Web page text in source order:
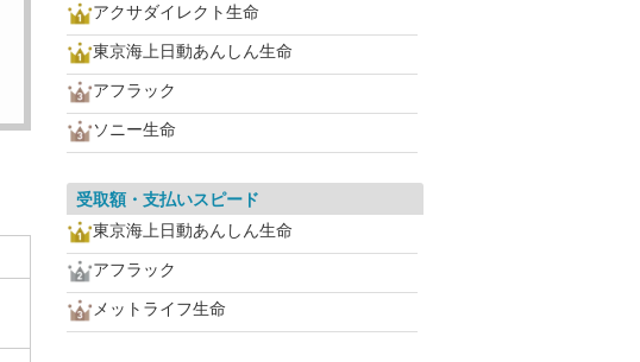
アクサダイレクト生命
東京海上日動あんしん生命
アフラック
ソニー生命
受取額・支払いスピード
東京海上日動あんしん生命
アフラック
メットライフ生命